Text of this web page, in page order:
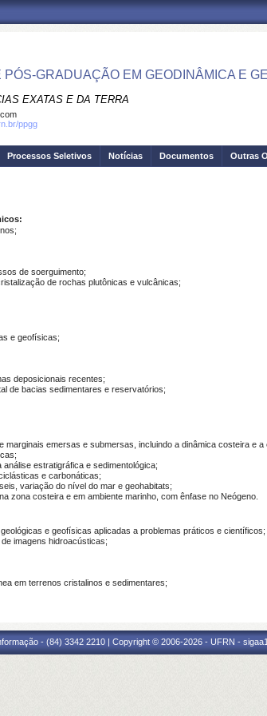
PÓS-GRADUAÇÃO EM GEODINÂMICA E
EXATAS E DA TERRA
ppgg
Processos Seletivos Notícias Documentos Outras
de soerguimento;
de rochas plutônicas e vulcânicas;
e geofísicas;
deposicionais recentes;
de bacias sedimentares e reservatórios;
emersas e submersas, incluindo a dinâmica costeira e
estratigráfica e sedimentológica;
e carbonáticas;
variação do nível do mar e geohabitats;
zona costeira e em ambiente marinho, com ênfase no Neógeno.
e geofísicas aplicadas a problemas práticos e científicos;
imagens hidroacústicas;
em terrenos cristalinos e sedimentares;
- (84) 3342 2210 | Copyright © 2006-2026 - UFRN -